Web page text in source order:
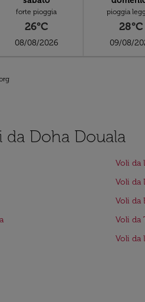
forte pioggia
26°C
08/08/2026
pioggia
28°C
09/08/
da Doha Douala
Voli da
Voli da
Voli da
Voli da
Voli da